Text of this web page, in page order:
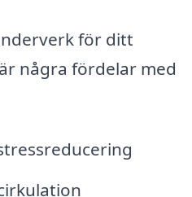
för ditt
några fördelar med